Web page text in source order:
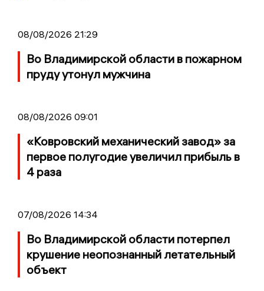
08/08/2026 21:29
Во Владимирской области в пожарном
пруду утонул мужчина
08/08/2026 09:01
«Ковровский механический завод» за
первое полугодие увеличил прибыль в
4 раза
07/08/2026 14:34
Во Владимирской области потерпел
крушение неопознанный летательный
объект